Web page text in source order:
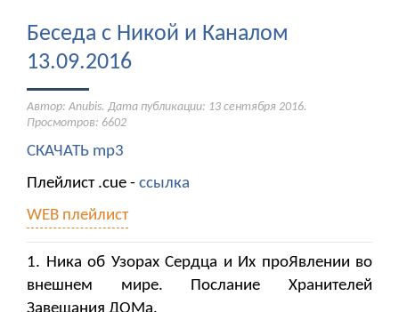
Беседа с Никой и Каналом
13.09.2016
Автор: Anubis. Дата публикации: 13 сентября 2016.
Просмотров: 6602
СКАЧАТЬ mp3
Плейлист .cue - ссылка
WEB плейлист
1. Ника об Узорах Сердца и Их проЯвлении во
внешнем мире. Послание Хранителей